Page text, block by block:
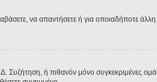
να απαντήσετε ή για οποιαδήποτε
Συζήτηση, ή πιθανόν μόνο συγκεκριμένες